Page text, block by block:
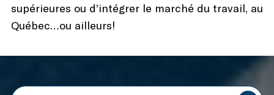
supérieures ou d’intégrer le marché du travail, au
Québec…ou ailleurs!